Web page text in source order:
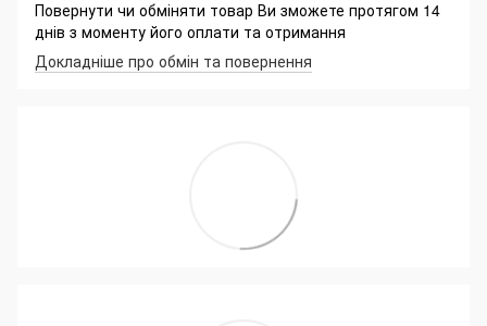
Повернути чи обміняти товар Ви зможете протягом 14
днів з моменту його оплати та отримання
Докладніше про обмін та повернення